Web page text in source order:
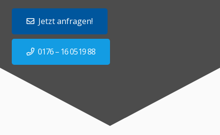
Jetzt anfragen!
0176 – 16 0519 88